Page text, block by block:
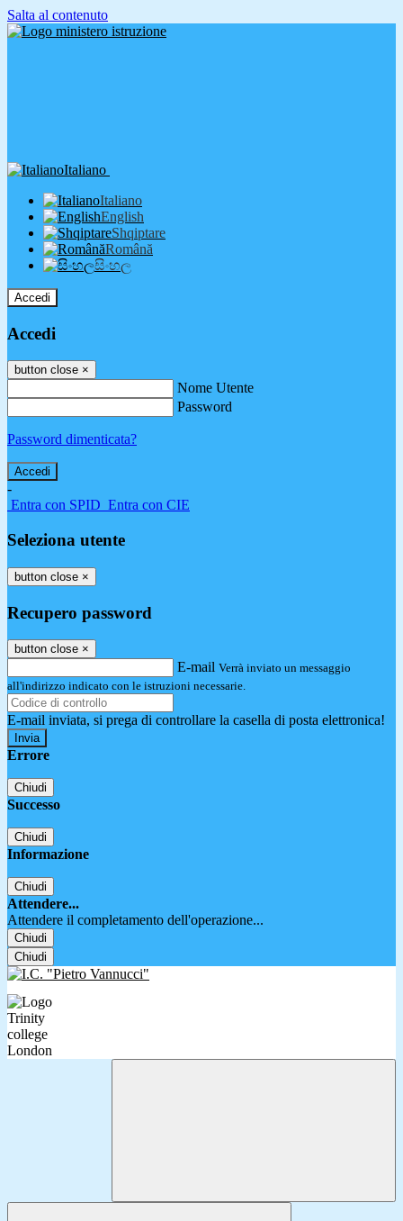
Salta al contenuto
Italiano
Italiano
English
Shqiptare
Română
සිංහල
Accedi
Accedi
button close ×
Nome Utente
Password
Password dimenticata?
-
Entra con SPID Entra con CIE
Seleziona utente
button close ×
Recupero password
button close ×
E-mail Verrà inviato un messaggio
all'indirizzo indicato con le istruzioni necessarie.
E-mail inviata, si prega di controllare la casella di posta elettronica!
Errore
Chiudi
Successo
Chiudi
Informazione
Chiudi
Attendere...
Attendere il completamento dell'operazione...
Chiudi
Chiudi